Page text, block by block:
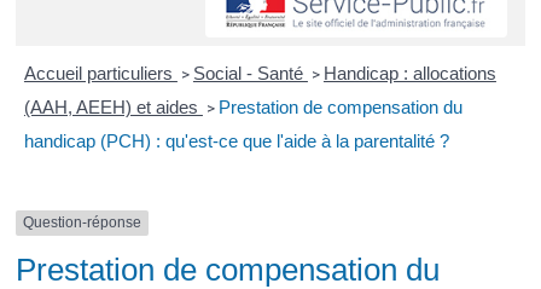
Accueil particuliers > Social - Santé > Handicap : allocations
(AAH, AEEH) et aides > Prestation de compensation du
handicap (PCH) : qu'est-ce que l'aide à la parentalité ?
Question-réponse
Prestation de compensation du